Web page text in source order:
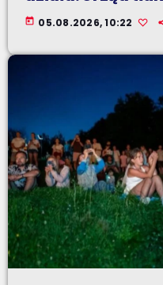
today 05.08.2026, 10:22